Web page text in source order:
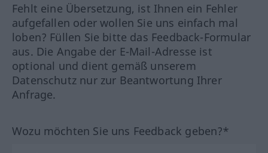
Fehlt eine Übersetzung, ist Ihnen ein Fehler
aufgefallen oder wollen Sie uns einfach mal
loben? Füllen Sie bitte das Feedback-Formular
aus. Die Angabe der E-Mail-Adresse ist
optional und dient gemäß unserem
Datenschutz nur zur Beantwortung Ihrer
Anfrage.
Wozu möchten Sie uns Feedback geben?*